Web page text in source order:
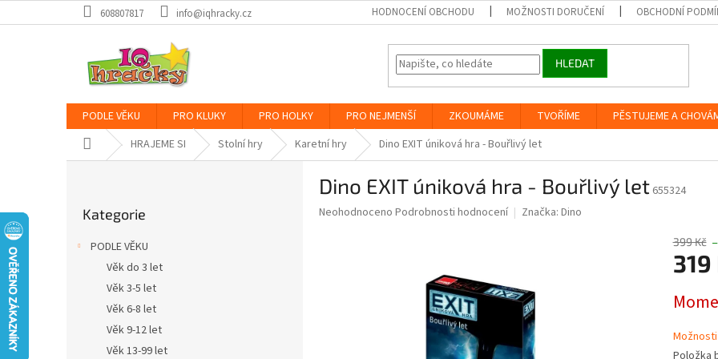
na
608807817 info@iqhracky.cz HODNOCENÍ OBCHODU MOŽNOSTI DORUČENÍ OBCHODNÍ
HLEDAT
PODLE VĚKU PRO KLUKY PRO HOLKY PRO NEJMENŠÍ ZKOUMÁME TVOŘÍME PĚSTUJEME A
Domů HRAJEME SI Stolní hry Karetní hry Dino EXIT úniková hra - Bouřlivý let
kategorie
Kategorie
PODLE VĚKU
Věk do 3 let
Věk 3-5 let
Věk 6-8 let
Věk 9-12 let
Věk 13-99 let
Dino EXIT úniková hra - Bouřlivý let 655324
Průměrné
Neohodnoceno Podrobnosti hodnocení Značka: Dino
399 Kč
319
cena: